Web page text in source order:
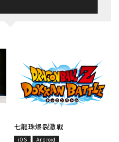
七龍珠爆裂激戰
iOS Android